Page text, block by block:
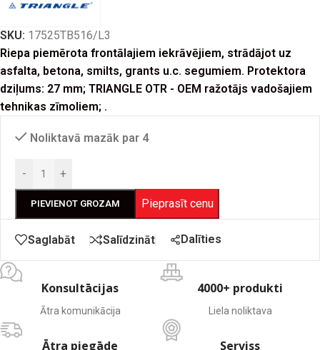
SKU: 17525TB516/L3
Riepa piemērota frontālajiem iekrāvējiem, strādājot uz
asfalta, betona, smilts, grants u.c. segumiem. Protektora
dziļums: 27 mm; TRIANGLE OTR - OEM ražotājs vadošajiem
tehnikas zīmoliem; .
Noliktavā mazāk par 4
- +
PIEVIENOT GROZAM Pieprasīt cenu
Saglabāt Salīdzināt Dalīties
Konsultācijas
Ātra komunikācija
4000+ produkti
Liela noliktava
Ātra piegāde Serviss